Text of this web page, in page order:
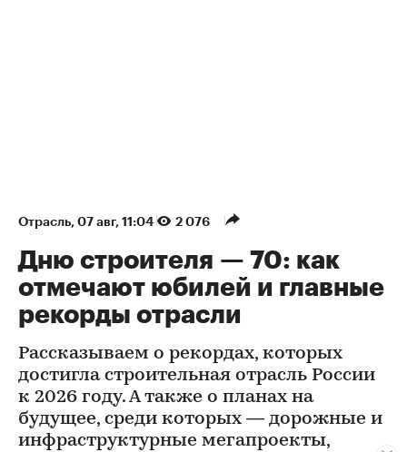
Отрасль⁠, 07 авг, 11:04 2 076
Дню строителя — 70: как
отмечают юбилей и главные
рекорды отрасли
Рассказываем о рекордах, которых
достигла строительная отрасль России
к 2026 году. А также о планах на
будущее, среди которых — дорожные и
инфраструктурные мегапроекты,